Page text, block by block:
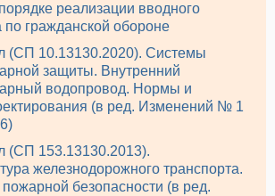
реализации вводного
по гражданской обороне
(СП 10.13130.2020). Системы
защиты. Внутренний
водопровод. Нормы и
(в ред. Изменений № 1
(СП 153.13130.2013).
железнодорожного транспорта.
безопасности (в ред.